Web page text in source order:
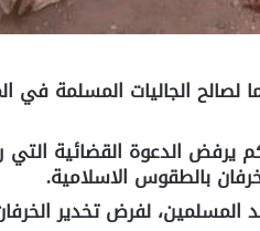
لصالح الجاليات المسلمة في
يرفض الدعوة القضائية
بالطقوس الاسلامية.
لفرض تخدير